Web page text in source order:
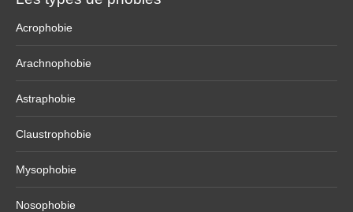
Acrophobie
Arachnophobie
Astraphobie
Claustrophobie
Mysophobie
Nosophobie